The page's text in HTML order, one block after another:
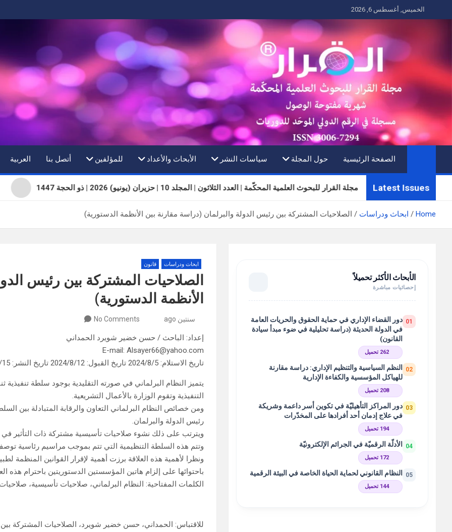
to
الخميس, أغسطس 6, 2026
الصفحة الرئيسية حول المجلة سياسات النشر الأبحاث والأعداد للمؤلفين أتصل بنا العربية
Latest Issues مجلة القرار للبحوث العلمية المحكّمة | العدد الثلاثون | المجلد 10 | حزيران (يونيو) 2026 | ذو الحجة 1447
Home ابحاث ودراسات الصلاحيات المشتركة بين رئيس الدولة والبرلمان (دراسة مقارنة بين الأنظمة الدستورية)
ابحاث ودراسات قانون
الصلاحيات المشتركة بين رئيس
الأنظمة الدستورية)
سنتين ago No Comments
إعداد: الباحث / حسن خضير شويرد الحمداني
E-mail: Alsayer66@yahoo.com
تاريخ الاستلام: 2024/8/5 تاريخ القبول: 2024/8/12 تاريخ النشر: 2024/8/15
يتميز النظام البرلماني في صورته التقليدية بوجود سلطة تنفيذية
التنفيذية وتقوم الوزارة بالأعمال التشريعية.
ومن خصائص النظام البرلماني التعاون والرقابة المتبادلة بين
رئيس الدولة والبرلمان.
ويترتب على ذلك نشوء صلاحيات تأسيسية مشتركة ذات التأثير
وتتم هذه السلطة التنظيمية التي تتم بموجب مراسيم رئاسية
ونظرا لأهمية هذه العلاقة برزت أهمية لإقرار القوانين المنظمة
باحتوائها على إلزام هاتين المؤسستين الدستوريتين باحترام هذه
الكلمات المفتاحية: النظام البرلماني، صلاحيات تأسيسية، صلاحيات
للاقتباس: الحمداني، حسن خضير شويرد، الصلاحيات المشتركة بين
الأبحاث الأكثر تحميلاً
إحصائيات مباشرة
01 دور القضاء الإداري في حماية الحقوق والحريات العامة
في الدولة الحديثة (دراسة تحليلية في ضوء مبدأ سيادة
القانون)
262 تحميل
02
النظم السياسية والتنظيم الإداري: دراسة مقارنة
للهياكل المؤسسية والكفاءة الإدارية
208 تحميل
03 دور المراكز التأهيليّة في تكوين أسر داعمة وشريكة
في علاج إدمان أحد أفرادها على المخدّرات
194 تحميل
04 الأدلّة الرقميّة في الجرائم الإلكترونيّة
172 تحميل
05 النظام القانوني لحماية الحياة الخاصة في البيئة الرقمية
144 تحميل